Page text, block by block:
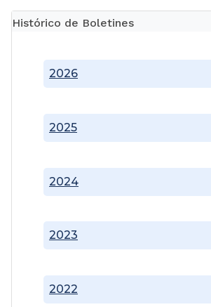
Histórico de Boletines
2022
2023
2024
2025
2026